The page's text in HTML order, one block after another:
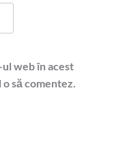
web în acest
să comentez.